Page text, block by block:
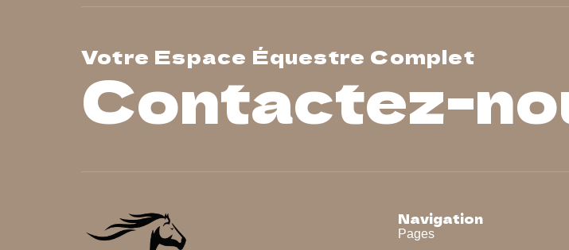
Votre Espace Équestre Complet
Contactez-
Navigation
Pages